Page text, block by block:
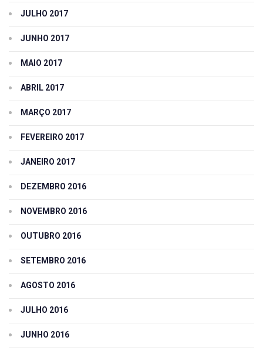
JULHO 2017
JUNHO 2017
MAIO 2017
ABRIL 2017
MARÇO 2017
FEVEREIRO 2017
JANEIRO 2017
DEZEMBRO 2016
NOVEMBRO 2016
OUTUBRO 2016
SETEMBRO 2016
AGOSTO 2016
JULHO 2016
JUNHO 2016